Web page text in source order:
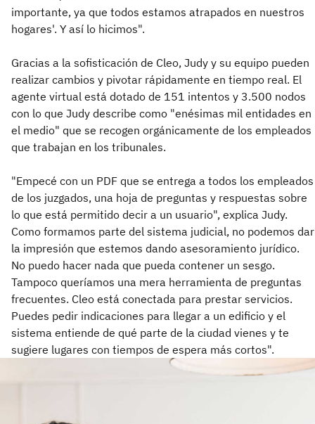
importante, ya que todos estamos atrapados en nuestros
hogares'. Y así lo hicimos".
Gracias a la sofisticación de Cleo, Judy y su equipo pueden
realizar cambios y pivotar rápidamente en tiempo real. El
agente virtual está dotado de 151 intentos y 3.500 nodos
con lo que Judy describe como "enésimas mil entidades en
el medio" que se recogen orgánicamente de los empleados
que trabajan en los tribunales.
"Empecé con un PDF que se entrega a todos los empleados
de los juzgados, una hoja de preguntas y respuestas sobre
lo que está permitido decir a un usuario", explica Judy.
Como formamos parte del sistema judicial, no podemos dar
la impresión que estemos dando asesoramiento jurídico.
No puedo hacer nada que pueda contener un sesgo.
Tampoco queríamos una mera herramienta de preguntas
frecuentes. Cleo está conectada para prestar servicios.
Puedes pedir indicaciones para llegar a un edificio y el
sistema entiende de qué parte de la ciudad vienes y te
sugiere lugares con tiempos de espera más cortos".